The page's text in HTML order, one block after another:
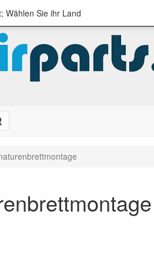
Suche
Wählen Sie ihr Land